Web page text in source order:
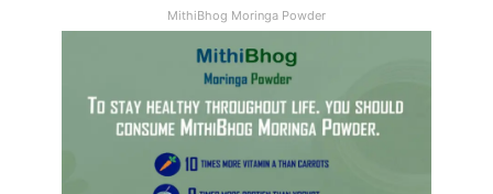
MithiBhog Moringa Powder